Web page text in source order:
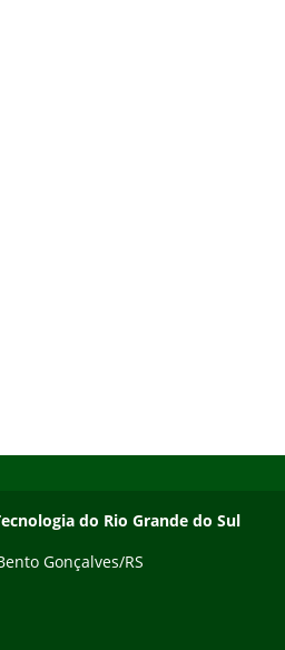
do Rio Grande do Sul
Gonçalves/RS